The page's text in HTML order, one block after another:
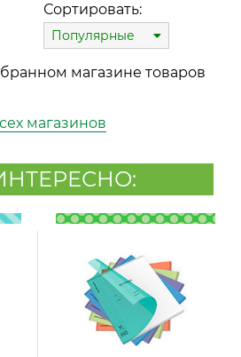
Сортировать:
Популярные
магазине товаров
магазинов